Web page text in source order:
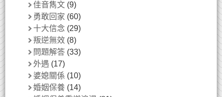
佳音雋文 (9)
勇敢回家 (60)
十大信念 (29)
叛逆無效 (8)
問題解答 (33)
外遇 (17)
婆媳關係 (10)
婚姻保養 (14)